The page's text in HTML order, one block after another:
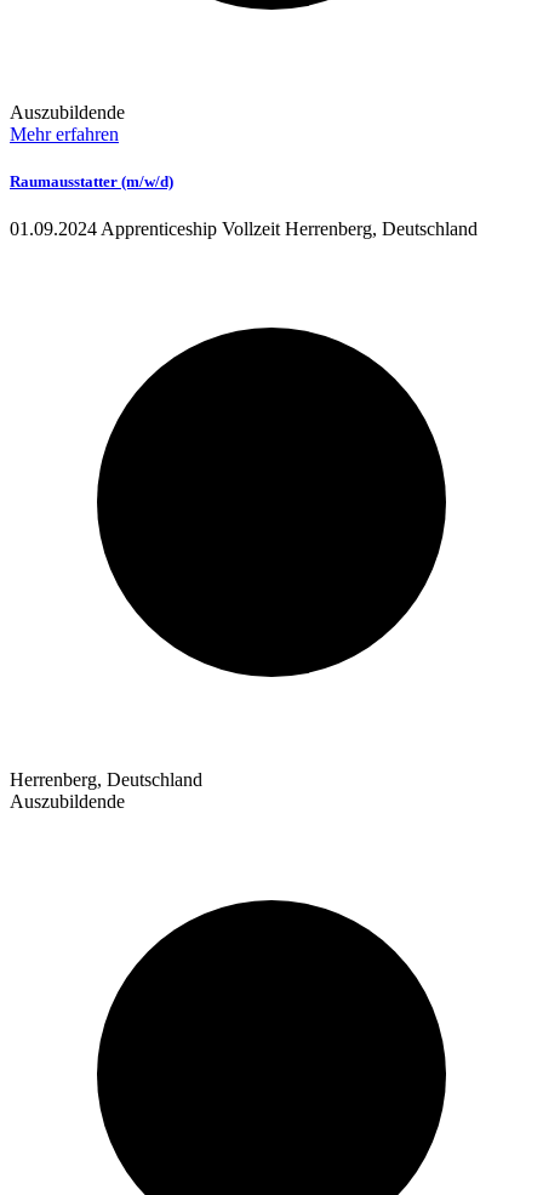
Auszubildende
Mehr erfahren
Raumausstatter (m/w/d)
01.09.2024 Apprenticeship Vollzeit Herrenberg, Deutschland
Herrenberg, Deutschland
Auszubildende